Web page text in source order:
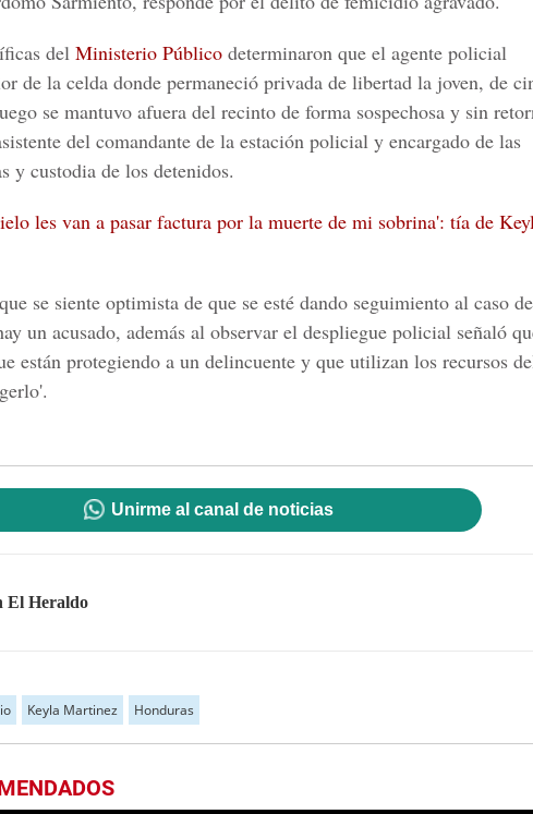
del Ministerio Público determinaron que el agente policial
de la celda donde permaneció privada de libertad la joven, de
se mantuvo afuera del recinto de forma sospechosa y sin
del comandante de la estación policial y encargado de las
y custodia de los detenidos.
les van a pasar factura por la muerte de mi sobrina': tía de
se siente optimista de que se esté dando seguimiento al caso
un acusado, además al observar el despliegue policial señaló
están protegiendo a un delincuente y que utilizan los recursos
Unirme al canal de noticias
El Heraldo
Keyla Martinez Honduras